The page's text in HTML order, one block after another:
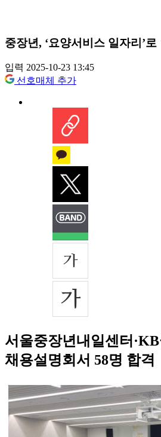
중장년, ‘요양서비스 일자리’
입력 2025-10-23 13:45
선호매체 추가
서울중장년내일센터
채용설명회서 58명 합격